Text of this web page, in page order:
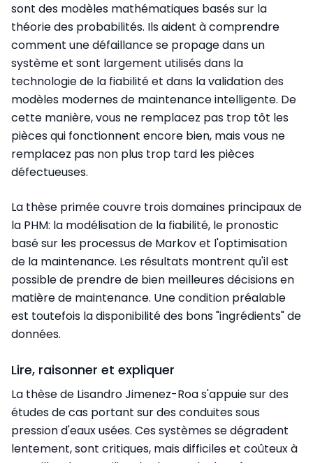
sont des modèles mathématiques basés sur la
théorie des probabilités. Ils aident à comprendre
comment une défaillance se propage dans un
système et sont largement utilisés dans la
technologie de la fiabilité et dans la validation des
modèles modernes de maintenance intelligente. De
cette manière, vous ne remplacez pas trop tôt les
pièces qui fonctionnent encore bien, mais vous ne
remplacez pas non plus trop tard les pièces
défectueuses.
La thèse primée couvre trois domaines principaux de
la PHM: la modélisation de la fiabilité, le pronostic
basé sur les processus de Markov et l'optimisation
de la maintenance. Les résultats montrent qu'il est
possible de prendre de bien meilleures décisions en
matière de maintenance. Une condition préalable
est toutefois la disponibilité des bons "ingrédients" de
données.
Lire, raisonner et expliquer
La thèse de Lisandro Jimenez-Roa s'appuie sur des
études de cas portant sur des conduites sous
pression d'eaux usées. Ces systèmes se dégradent
lentement, sont critiques, mais difficiles et coûteux à